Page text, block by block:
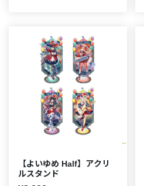
【よいゆめ Half】アクリ
ルスタンド